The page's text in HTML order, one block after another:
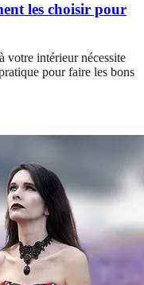
les choisir pour
votre intérieur nécessite
pour faire les bons